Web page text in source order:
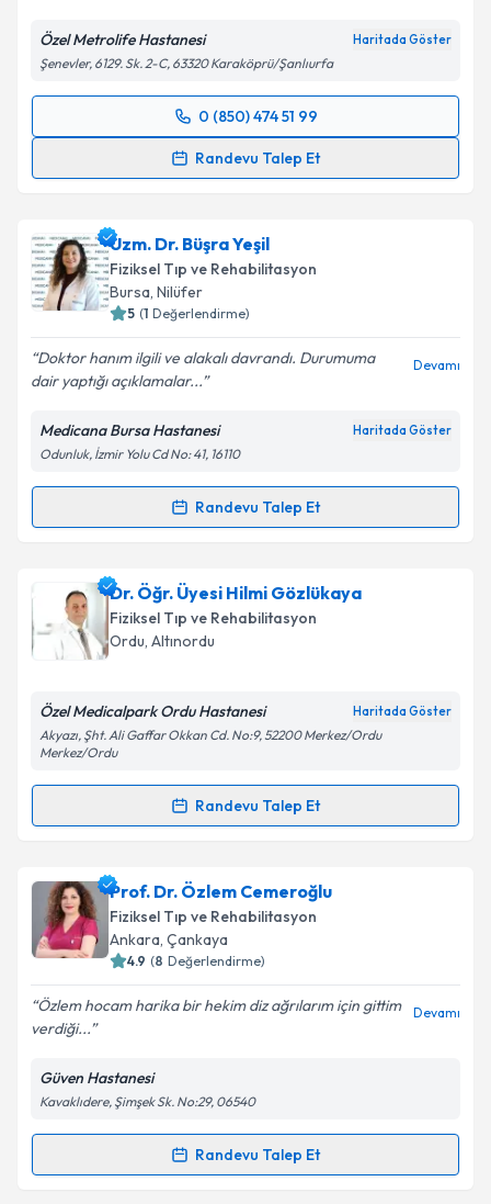
Kişisel verilerimin işlenmesine ilişkinAydınlatma
'ni okudum ve kişisel verilerimin belirtilen
kapsamda işlenmesini kabul ediyorum.
Özel Metrolife Hastanesi Haritada Göster
Şenevler, 6129. Sk. 2-C, 63320 Karaköprü/Şanlıurfa
0 (850) 474 51 99
Randevu Talep Et
Randevu Takvimi Talebi
takvim hazırlandığında e-posta ile bilgilendireceğiz.
E-posta Adresiniz
Kişisel verilerimin işlenmesine ilişkin
kapsamda işlenmesini kabul ediyorum.
Takvim Talebini Gönder
Uzm. Dr. Büşra Yeşil
Fiziksel Tıp ve Rehabilitasyon
Bursa, Nilüfer
5 (1 Değerlendirme)
Doktor hanım ilgili ve alakalı davrandı. Durumuma
dair yaptığı açıklamalar...
Devamı
Medicana Bursa Hastanesi Haritada Göster
Odunluk, İzmir Yolu Cd No: 41, 16110
Randevu Talep Et
Randevu Takvimi Talebi
Uzm. Dr. Büşra Yeşil için randevu takvimi talebi
oluşturun. Size bu uzmandan randevu almanız için bir
takvim hazırlandığında e-posta ile bilgilendireceğiz.
Kişisel verilerimin işlenmesine ilişkinAydınlatma
'ni okudum ve kişisel verilerimin belirtilen
kapsamda işlenmesini kabul ediyorum.
Takvim Talebini Gönder
Dr. Öğr. Üyesi Hilmi Gözlükaya
Fiziksel Tıp ve Rehabilitasyon
Ordu, Altınordu
Özel Medicalpark Ordu Hastanesi Haritada Göster
Akyazı, Şht. Ali Gaffar Okkan Cd. No:9, 52200 Merkez/Ordu
Merkez/Ordu
Randevu Talep Et
Randevu Takvimi Talebi
Dr. Öğr. Üyesi Hilmi Gözlükayaiçin randevu takvimi
talebi oluşturun. Size bu uzmandan randevu almanız
için bir takvim hazırlandığında e-posta ile
bilgilendireceğiz.
E-posta Adresiniz
Kişisel verilerimin işlenmesine ilişkin
Metni'ni okudum ve kişisel verilerimin belirtilen
kapsamda işlenmesini kabul ediyorum.
Prof. Dr. Özlem Cemeroğlu
Fiziksel Tıp ve Rehabilitasyon
Ankara, Çankaya
4.9 (8 Değerlendirme)
Özlem hocam harika bir hekim diz ağrılarım için gittim
verdiği...
Devamı
Güven Hastanesi
Kavaklıdere, Şimşek Sk. No:29, 06540
Randevu Talep Et
Randevu Takvimi Talebi